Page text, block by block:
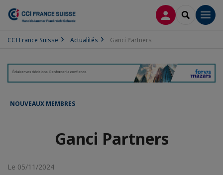
CONNEXION
CCI France Suisse Actualités Ganci Partners
NOUVEAUX MEMBRES
Ganci Partners
Le 05/11/2024